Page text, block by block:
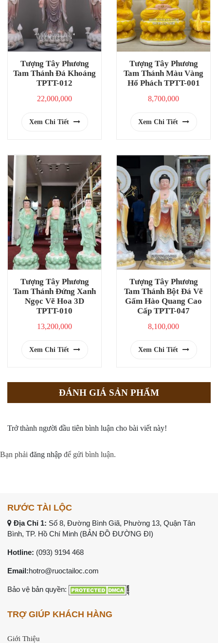
Tượng Tây Phương
Tam Thánh Đá Khoáng
TPTT-012
22,000,000
Xem Chi Tiết
Tượng Tây Phương
Tam Thánh Màu Vàng
Hổ Phách TPTT-001
8,700,000
Xem Chi Tiết
Tượng Tây Phương
Tam Thánh Đứng Xanh
Ngọc Vẽ Hoa 3D
TPTT-010
13,200,000
Xem Chi Tiết
Tượng Tây Phương
Tam Thánh Bột Đá Vẽ
Gấm Hào Quang Cao
Cấp TPTT-047
8,100,000
Xem Chi Tiết
ĐÁNH GIÁ SẢN PHẨM
Trở thành người đầu tiên bình luận cho bài viết này!
Bạn phải đăng nhập để gửi bình luận.
RƯỚC TÀI LỘC
Địa Chỉ 1: Số 8, Đường Bình Giã, Phường 13, Quận Tân
Bình, TP. Hồ Chí Minh (BẢN ĐỒ ĐƯỜNG ĐI)
Hotline: (093) 9194 468
Email:hotro@ruoctailoc.com
Bảo vệ bản quyền:
TRỢ GIÚP KHÁCH HÀNG
Giới Thiệu